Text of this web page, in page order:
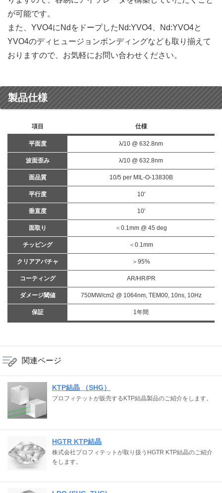
が可能です。
また、YVO4にNdをドープしたNd:YVO4、Nd:YVO4と
YVO4のディヒュージョンボンディングなども取り揃えて
おりますので、お気軽にお問い合わせください。
製品仕様
項目 仕様
平面度 λ/10 @ 632.8nm
波面歪み λ/10 @ 632.8nm
面品質 10/5 per MIL-O-13830B
平行度 10'
垂直度 10'
面取り ＜0.1mm @ 45 deg
チッピング ＜0.1mm
クリアアパチャ ＞95%
コーティング AR/HR/PR
ダメージ閾値 750MW/cm2 @ 1064nm, TEM00, 10ns, 10Hz
保証 1年間
関連ページ
KTP結晶 （SHG）
プロフィテットが販売するKTP結晶製品のご紹介をします。
HGTR KTP結晶
株式会社プロフィテットが取り扱うHGTR KTP結晶のご紹介
をします。